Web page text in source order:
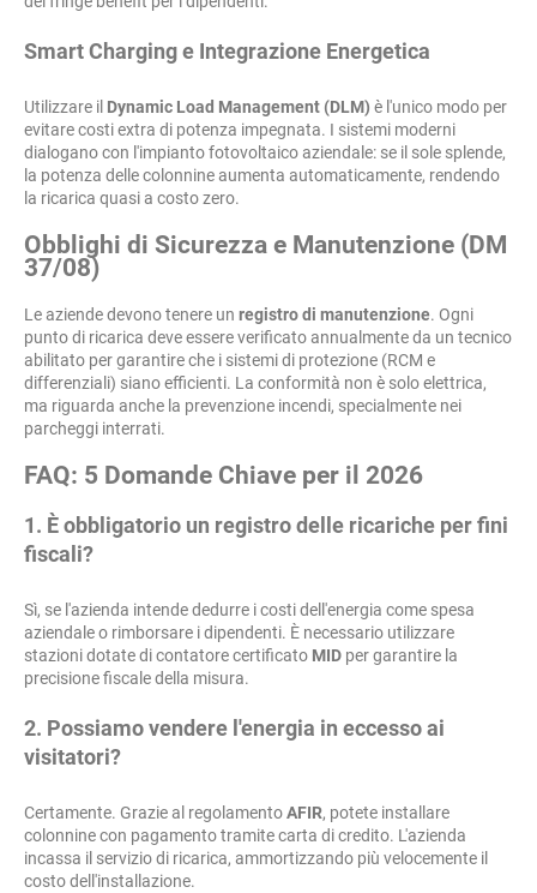
Smart Charging e Integrazione Energetica
Utilizzare il Dynamic Load Management (DLM) è l'unico modo per
evitare costi extra di potenza impegnata. I sistemi moderni
dialogano con l'impianto fotovoltaico aziendale: se il sole splende,
la potenza delle colonnine aumenta automaticamente, rendendo
la ricarica quasi a costo zero.
Obblighi di Sicurezza e Manutenzione (DM
37/08)
Le aziende devono tenere un registro di manutenzione. Ogni
punto di ricarica deve essere verificato annualmente da un tecnico
abilitato per garantire che i sistemi di protezione (RCM e
differenziali) siano efficienti. La conformità non è solo elettrica,
ma riguarda anche la prevenzione incendi, specialmente nei
parcheggi interrati.
FAQ: 5 Domande Chiave per il 2026
1. È obbligatorio un registro delle ricariche per fini
fiscali?
Sì, se l'azienda intende dedurre i costi dell'energia come spesa
aziendale o rimborsare i dipendenti. È necessario utilizzare
stazioni dotate di contatore certificato MID per garantire la
precisione fiscale della misura.
2. Possiamo vendere l'energia in eccesso ai
visitatori?
Certamente. Grazie al regolamentoAFIR, potete installare
colonnine con pagamento tramite carta di credito. L'azienda
incassa il servizio di ricarica, ammortizzando più velocemente il
costo dell'installazione.